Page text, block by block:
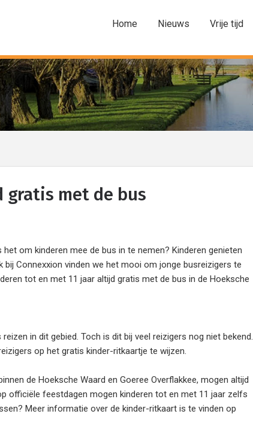
Home Nieuws Vrije tijd
met de bus
het om kinderen mee de bus in te nemen? Kinderen genieten
bij Connexxion vinden we het mooi om jonge busreizigers te
tot en met 11 jaar altijd gratis met de bus in de Hoeksche
in dit gebied. Toch is dit bij veel reizigers nog niet bekend.
op het gratis kinder-ritkaartje te wijzen.
de Hoeksche Waard en Goeree Overflakkee, mogen altijd
officiële feestdagen mogen kinderen tot en met 11 jaar zelfs
Meer informatie over de kinder-ritkaart is te vinden op